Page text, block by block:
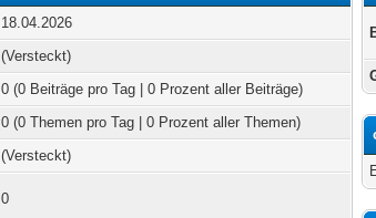
18.04.2026
(Versteckt)
0 (0 Beiträge pro Tag | 0 Prozent aller Beiträge)
0 (0 Themen pro Tag | 0 Prozent aller Themen)
(Versteckt)
0